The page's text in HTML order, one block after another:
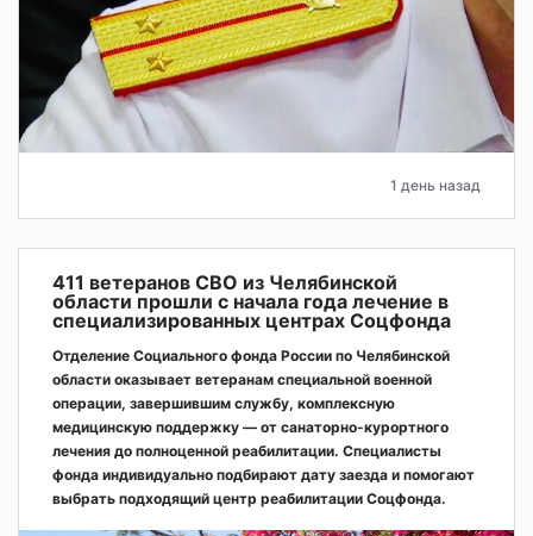
1 день назад
411 ветеранов СВО из Челябинской
области прошли с начала года лечение в
специализированных центрах Соцфонда
Отделение Социального фонда России по Челябинской
области оказывает ветеранам специальной военной
операции, завершившим службу, комплексную
медицинскую поддержку — от санаторно-курортного
лечения до полноценной реабилитации. Специалисты
фонда индивидуально подбирают дату заезда и помогают
выбрать подходящий центр реабилитации Соцфонда.